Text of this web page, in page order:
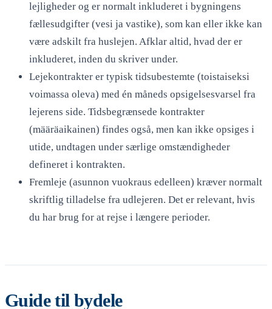
lejligheder og er normalt inkluderet i bygningens
fællesudgifter (vesi ja vastike), som kan eller ikke kan
være adskilt fra huslejen. Afklar altid, hvad der er
inkluderet, inden du skriver under.
Lejekontrakter er typisk tidsubestemte (toistaiseksi
voimassa oleva) med én måneds opsigelsesvarsel fra
lejerens side. Tidsbegrænsede kontrakter
(määräaikainen) findes også, men kan ikke opsiges i
utide, undtagen under særlige omstændigheder
defineret i kontrakten.
Fremleje (asunnon vuokraus edelleen) kræver normalt
skriftlig tilladelse fra udlejeren. Det er relevant, hvis
du har brug for at rejse i længere perioder.
Guide til bydele